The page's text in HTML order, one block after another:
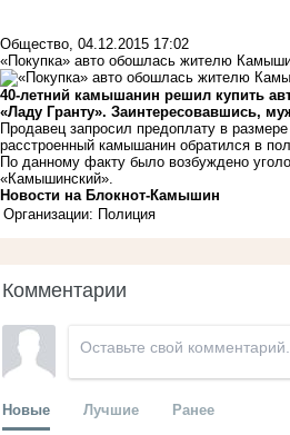
Общество, 04.12.2015 17:02
«Покупка» авто обошлась жителю
40-летний камышанин решил купить
«Ладу Гранту». Заинтересовавшись,
Продавец запросил предоплату в
расстроенный камышанин обратился в
По данному факту было возбуждено
«Камышинский».
Новости на Блoкнoт-Камышин
Организации: Полиция
Комментарии
Новые Лучшие Ранее